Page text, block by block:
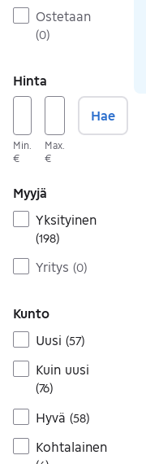
Ostetaan
(0)
Hinta
Min.
€
Max.
€
Hae
Myyjä
Yksityinen
(198)
Yritys (0)
Kunto
Uusi (57)
Kuin uusi
(76)
Hyvä (58)
Kohtalainen